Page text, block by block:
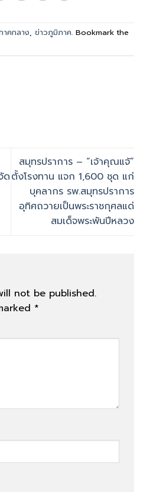
าคกลาง, ข่าวภูมิภาค. Bookmark the
ด
สมุทรปราการ – “เจ้าคุณแจ้”
ตั้งโรงทาน แจก 1,600 ชุด แก่
บุคลากร รพ.สมุทรปราการ
อุทิศถวายเป็นพระราชกุศลแด่
สมเด็จพระพันปีหลวง
not be published.
*